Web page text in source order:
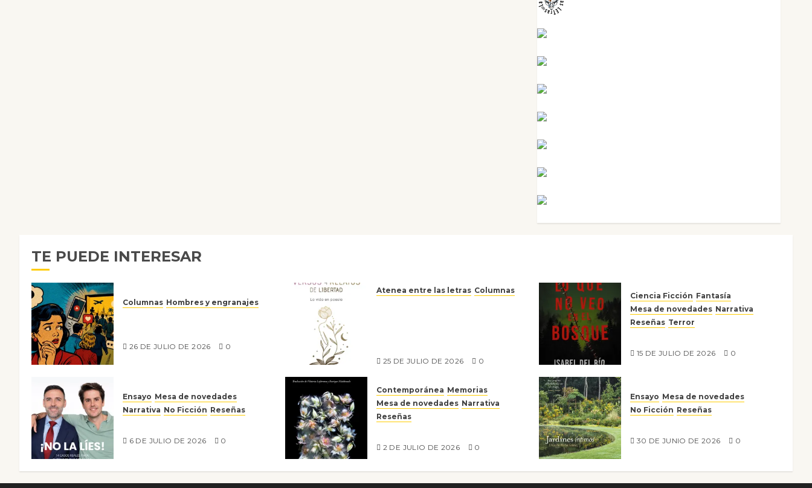
TE PUEDE INTERESAR
Columnas Hombres y engranajes
26 DE JULIO DE 2026 0
Atenea entre las letras Columnas
25 DE JULIO DE 2026 0
Ciencia Ficción Fantasía
Mesa de novedades Narrativa
Reseñas Terror
15 DE JULIO DE 2026 0
Ensayo Mesa de novedades
Narrativa No Ficción Reseñas
6 DE JULIO DE 2026 0
Contemporánea Memorias
Mesa de novedades Narrativa
Reseñas
2 DE JULIO DE 2026 0
Ensayo Mesa de novedades
No Ficción Reseñas
30 DE JUNIO DE 2026 0